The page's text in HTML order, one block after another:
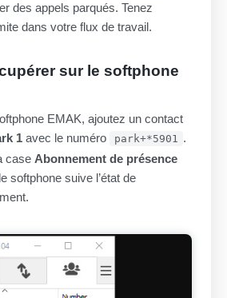
des appels parqués. Tenez
dans votre flux de travail.
sur le softphone
EMAK, ajoutez un contact
1 avec le numéro park+*5901 .
case Abonnement de présence
softphone suive l’état de